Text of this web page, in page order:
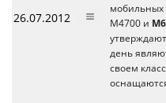
26.07.2012
мобильных
M4700 и
день
своем